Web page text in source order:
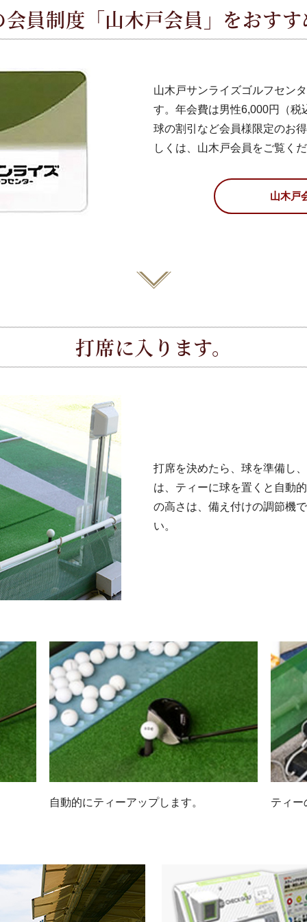
員制度「山木戸会員」をおす
山木戸サンライズゴルフセン
す。年会費は男性6,000円（税
球の割引など会員様限定のお
しくは、 山木戸会員 をご覧く
山木戸
打席に入ります。
打席を決めたら、球を準備し
は、ティーに球を置くと自動
の高さは、備え付けの調節機
い。
自動的にティーアップします。 ティー